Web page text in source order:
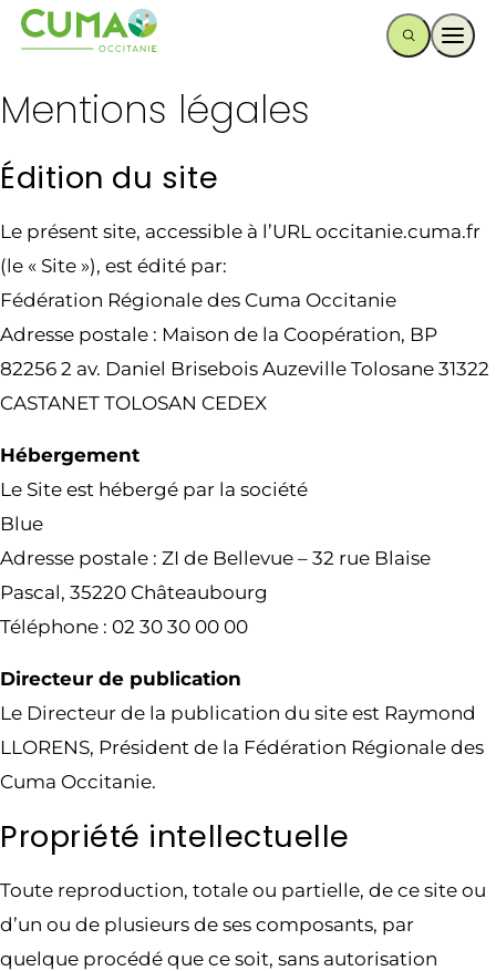
Mentions légales
Édition du site
Le présent site, accessible à l’URL occitanie.cuma.fr
(le « Site »), est édité par:
Fédération Régionale des Cuma Occitanie
Adresse postale : Maison de la Coopération, BP
82256 2 av. Daniel Brisebois Auzeville Tolosane 31322
CASTANET TOLOSAN CEDEX
Hébergement
Le Site est hébergé par la société
Blue
Adresse postale : ZI de Bellevue – 32 rue Blaise
Pascal, 35220 Châteaubourg
Téléphone : 02 30 30 00 00
Directeur de publication
Le Directeur de la publication du site est Raymond
LLORENS, Président de la Fédération Régionale des
Cuma Occitanie.
Propriété intellectuelle
Toute reproduction, totale ou partielle, de ce site ou
d’un ou de plusieurs de ses composants, par
quelque procédé que ce soit, sans autorisation